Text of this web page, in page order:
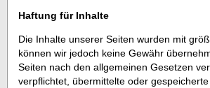
Haftung für Inhalte
Die Inhalte unserer Seiten wurden mit
können wir jedoch keine Gewähr
Seiten nach den allgemeinen Gesetzen
verpflichtet, übermittelte oder